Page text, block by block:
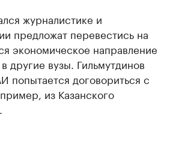
журналистике и
предложат перевестись на
экономическое направление
другие вузы. Гильмутдинов
попытается договориться с
из Казанского